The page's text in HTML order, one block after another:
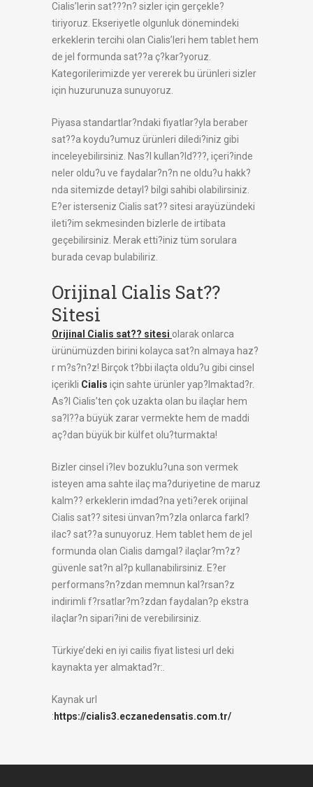
Cialis’lerin sat???n? sizler için gerçekle?
tiriyoruz. Ekseriyetle olgunluk dönemindeki
erkeklerin tercihi olan Cialis’leri hem tablet hem
de jel formunda sat??a ç?kar?yoruz.
Kategorilerimizde yer vererek bu ürünleri sizler
için huzurunuza sunuyoruz.
Piyasa standartlar?ndaki fiyatlar?yla beraber
sat??a koydu?umuz ürünleri diledi?iniz gibi
inceleyebilirsiniz. Nas?l kullan?ld???, içeri?inde
neler oldu?u ve faydalar?n?n ne oldu?u hakk?
nda sitemizde detayl? bilgi sahibi olabilirsiniz.
E?er isterseniz Cialis sat?? sitesi arayüzündeki
ileti?im sekmesinden bizlerle de irtibata
geçebilirsiniz. Merak etti?iniz tüm sorulara
burada cevap bulabiliriz.
Orijinal Cialis Sat??
Sitesi
Orijinal Cialis sat?? sitesi olarak onlarca
ürünümüzden birini kolayca sat?n almaya haz?
r m?s?n?z! Birçok t?bbi ilaçta oldu?u gibi cinsel
içerikli Cialis için sahte ürünler yap?lmaktad?r.
As?l Cialis’ten çok uzakta olan bu ilaçlar hem
sa?l??a büyük zarar vermekte hem de maddi
aç?dan büyük bir külfet olu?turmakta!
Bizler cinsel i?lev bozuklu?una son vermek
isteyen ama sahte ilaç ma?duriyetine de maruz
kalm?? erkeklerin imdad?na yeti?erek orijinal
Cialis sat?? sitesi ünvan?m?zla onlarca farkl?
ilac? sat??a sunuyoruz. Hem tablet hem de jel
formunda olan Cialis damgal? ilaçlar?m?z?
güvenle sat?n al?p kullanabilirsiniz. E?er
performans?n?zdan memnun kal?rsan?z
indirimli f?rsatlar?m?zdan faydalan?p ekstra
ilaçlar?n sipari?ini de verebilirsiniz.
Türkiye’deki en iyi cailis fiyat listesi url deki
kaynakta yer almaktad?r:.
Kaynak url
: https://cialis3.eczanedensatis.com.tr/